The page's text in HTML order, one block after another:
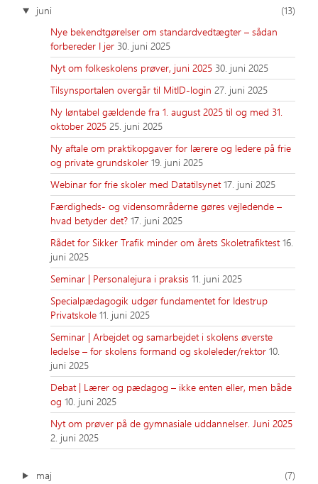
juni
(13)
Nye bekendtgørelser om standardvedtægter – sådan
forbereder I jer 30. juni 2025
Nyt om folkeskolens prøver, juni 2025 30. juni 2025
Tilsynsportalen overgår til MitID-login 27. juni 2025
Ny løntabel gældende fra 1. august 2025 til og med 31.
oktober 2025 25. juni 2025
Ny aftale om praktikopgaver for lærere og ledere på frie
og private grundskoler 19. juni 2025
Webinar for frie skoler med Datatilsynet17. juni 2025
Færdigheds- og vidensområderne gøres vejledende –
hvad betyder det? 17. juni 2025
Rådet for Sikker Trafik minder om årets Skoletrafiktest16.
juni 2025
Seminar | Personalejura i praksis 11. juni 2025
Specialpædagogik udgør fundamentet for Idestrup
Privatskole 11. juni 2025
Seminar | Arbejdet og samarbejdet i skolens øverste
ledelse – for skolens formand og skoleleder/rektor 10.
juni 2025
Debat | Lærer og pædagog – ikke enten eller, men både
og 10. juni 2025
Nyt om prøver på de gymnasiale uddannelser. Juni 2025
2. juni 2025
maj
(7)